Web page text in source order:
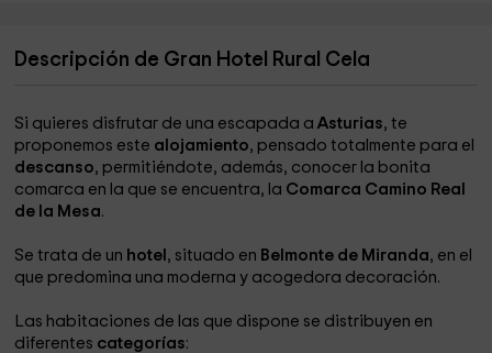
Descripción de Gran Hotel Rural Cela
Si quieres disfrutar de una escapada aAsturias, te
proponemos este alojamiento, pensado totalmente para el
descanso, permitiéndote, además, conocer la bonita
comarca en la que se encuentra, la Comarca Camino Real
de la Mesa.
Se trata de un hotel , situado en Belmonte de Miranda, en el
que predomina una moderna y acogedora decoración.
Las habitaciones de las que dispone se distribuyen en
diferentes categorías: